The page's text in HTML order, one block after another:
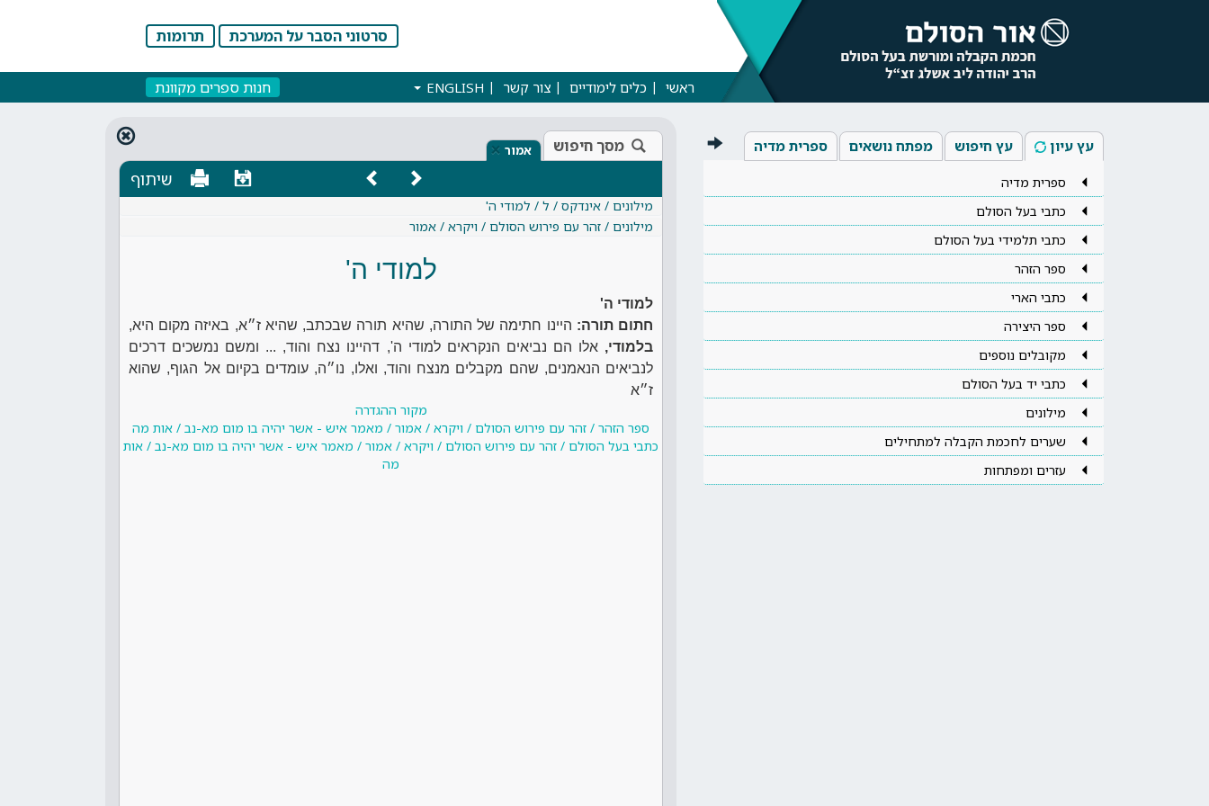
סרטוני הסבר על המערכת תרומות
ראשי כלים לימודיים צור קשר ENGLISH חנות ספרים מקוונת
עץ עיון עץ חיפוש מפתח נושאים ספרית מדיה
ספרית מדיה
כתבי בעל הסולם
כתבי תלמידי בעל הסולם
ספר הזהר
כתבי הארי
ספר היצירה
מקובלים נוספים
כתבי יד בעל הסולם
מילונים
שערים לחכמת הקבלה למתחילים
עזרים ומפתחות
מסך חיפוש אמור ×
שיתוף
מילונים / אינדקס / ל / למודי ה'
מילונים / זהר עם פירוש הסולם / ויקרא / אמור
למודי ה'
למודי ה'
חתום תורה: היינו חתימה של התורה, שהיא תורה שבכתב, שהיא ז״א, באיזה מקום היא,
בלמודי, אלו הם נביאים הנקראים למודי ה', דהיינו נצח והוד, ... ומשם נמשכים דרכים
לנביאים הנאמנים, שהם מקבלים מנצח והוד, ואלו, נו״ה, עומדים בקיום אל הגוף, שהוא
ז״א
מקור ההגדרה
ספר הזהר / זהר עם פירוש הסולם / ויקרא / אמור / מאמר איש - אשר יהיה בו מום מא-נב / אות מה
כתבי בעל הסולם / זהר עם פירוש הסולם / ויקרא / אמור / מאמר איש - אשר יהיה בו מום מא-נב / אות
מה